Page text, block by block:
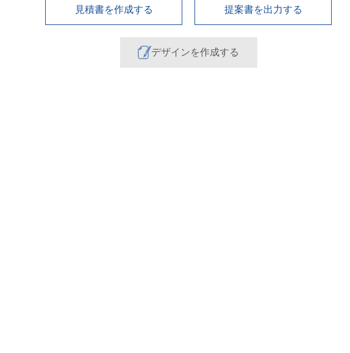
見積書を作成する 提案書を出力する
デザインを作成する